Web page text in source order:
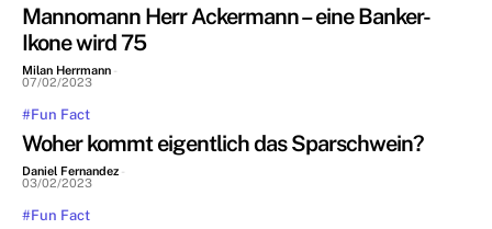
Mannomann Herr Ackermann – eine Banker-
Ikone wird 75
Milan Herrmann -
07/02/2023
#Fun Fact
Woher kommt eigentlich das Sparschwein?
Daniel Fernandez -
03/02/2023
#Fun Fact